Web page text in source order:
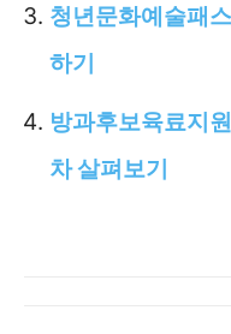
청년문화예술패
하기
방과후보육료지
차 살펴보기